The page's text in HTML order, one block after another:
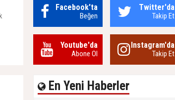
Facebook'ta
Beğen
Twitter'da
Takip Et
Youtube'da
Abone Ol
Instagram'da
Takip Et
En Yeni Haberler